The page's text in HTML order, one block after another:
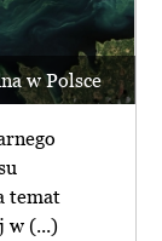
w Polsce
temat
w (...)